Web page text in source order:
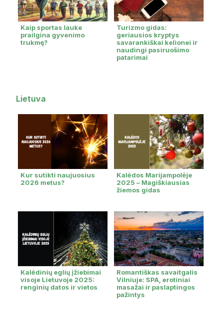
Kaip sportas lauke
prailgina gyvenimo
trukmę?
Turizmo gidas:
geriausios kryptys
savarankiškai kelionei ir
naudingi pasiruošimo
patarimai
Lietuva
Kur sutikti naujuosius
2026 metus?
Kalėdos Marijampolėje
2025 – Magiškiausias
žiemos gidas
Kalėdinių eglių įžiebimai
visoje Lietuvoje 2025:
renginių datos ir vietos
Romantiškas savaitgalis
Vilniuje: SPA, erotiniai
masažai ir paslaptingos
pažintys